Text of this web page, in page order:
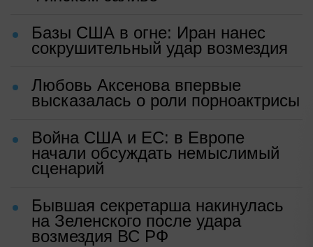
Базы США в огне: Иран нанес
сокрушительный удар возмездия
Любовь Аксенова впервые
высказалась о роли порноактрисы
Война США и ЕС: в Европе
начали обсуждать немыслимый
сценарий
Бывшая секретарша накинулась
на Зеленского после удара
возмездия ВС РФ